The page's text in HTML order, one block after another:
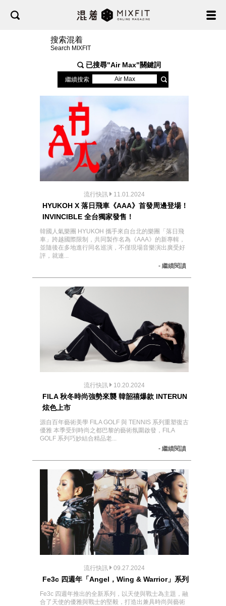
搜索混着
Search MIXFIT
已搜尋"Air Max"關鍵詞
繼續搜索
流行快訊 11.01.2024
HYUKOH X 落日飛車《AAA》首發周邊登場！
INVINCIBLE 全台獨家發售！
韓國人氣樂團 HYUKOH 攜手來自台北的樂團「落日飛
車」跨越國際限制，共同製作名為《AAA》的新專輯，
並隨後在多地進行同名巡演，不僅現場音樂演出廣受好
評，就連...
- 繼續閱讀
流行快訊 10.20.2024
FILA 秋冬時尚強勢來襲 韓韶禧爆款 INTERUN
炫色上市
源自百年藝術美學 FILA GOLF 與 TENNIS 系列重塑復古
優雅 本季受到時尚之都巴黎的藝術氛圍啟發，FILA
GOLF 系列巧妙結合精品老...
- 繼續閱讀
流行快訊 09.27.2024
Fe3c 四週年「Angel，Wing & Warrior」系列
Fe3c 四週年推出的全新系列，以天使與戰士為主題，融
合了天使的優雅與戰士的堅毅，打造出兼具時尚與藝術